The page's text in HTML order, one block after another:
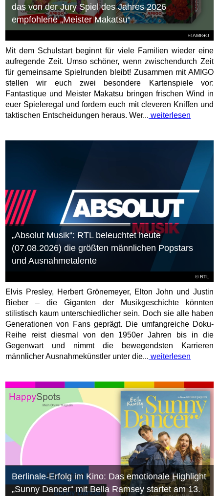
© AMIGO
das von der Jury Spiel des Jahres 2026
empfohlene „Meister Makatsu“
Mit dem Schulstart beginnt für viele Familien wieder eine
aufregende Zeit. Umso schöner, wenn zwischendurch Zeit
für gemeinsame Spielrunden bleibt! Zusammen mit AMIGO
stellen wir euch zwei besondere Kartenspiele vor:
Fantastique und Meister Makatsu bringen frischen Wind in
euer Spieleregal und fordern euch mit cleveren Kniffen und
taktischen Entscheidungen heraus. Wer... weiterlesen
©RTL
„Absolut Musik“: RTL beleuchtet heute
(07.08.2026) die größten männlichen Popstars
und Ausnahmetalente
Elvis Presley, Herbert Grönemeyer, Elton John und Justin
Bieber – die Giganten der Musikgeschichte könnten
stilistisch kaum unterschiedlicher sein. Doch sie alle haben
Generationen von Fans geprägt. Die umfangreiche Doku-
Reihe reist diesmal von den 1950er Jahren bis in die
Gegenwart und nimmt die bewegendsten Karrieren
männlicher Ausnahmekünstler unter die... weiterlesen
Berlinale-Erfolg im Kino: Das emotionale Highlight
„Sunny Dancer“ mit Bella Ramsey startet am 13.